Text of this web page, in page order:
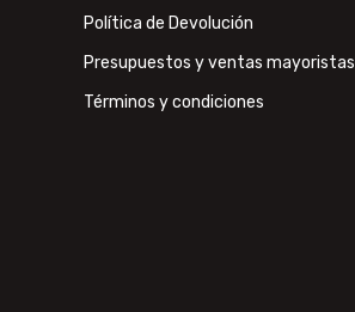
Política de Devolución
Presupuestos y ventas mayoristas
Términos y condiciones